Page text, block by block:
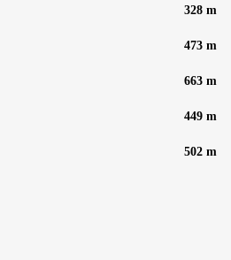
328 m
473 m
663 m
449 m
502 m